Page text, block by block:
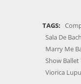
TAGS:
Sala De
Marry Me
Show Ballet
Viorica Lupu